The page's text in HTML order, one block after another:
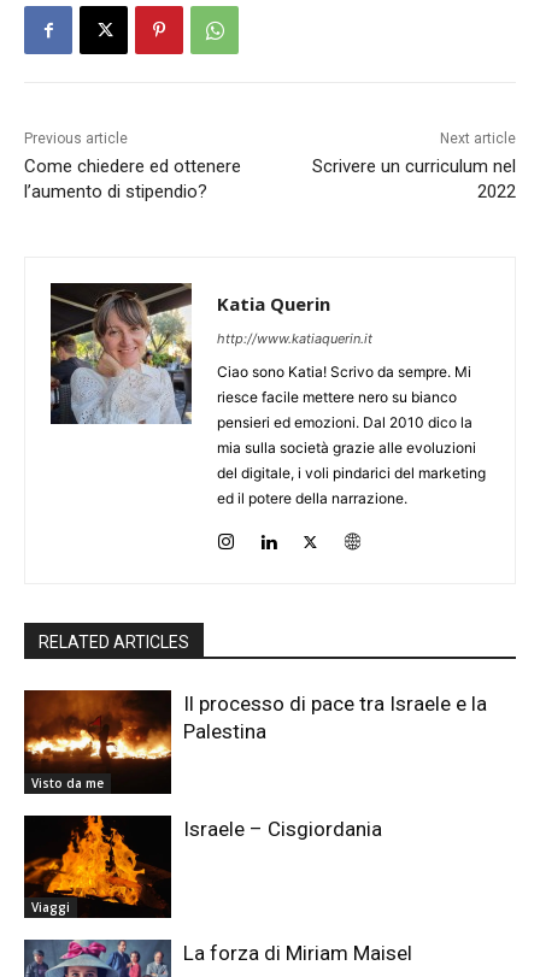
Previous article
Come chiedere ed ottenere
l’aumento di stipendio?
Next article
Scrivere un curriculum nel
2022
Katia Querin
http://www.katiaquerin.it
Ciao sono Katia! Scrivo da sempre. Mi
riesce facile mettere nero su bianco
pensieri ed emozioni. Dal 2010 dico la
mia sulla società grazie alle evoluzioni
del digitale, i voli pindarici del marketing
ed il potere della narrazione.
RELATED ARTICLES
Visto da me
Il processo di pace tra Israele e la
Palestina
Viaggi
Israele – Cisgiordania
La forza di Miriam Maisel